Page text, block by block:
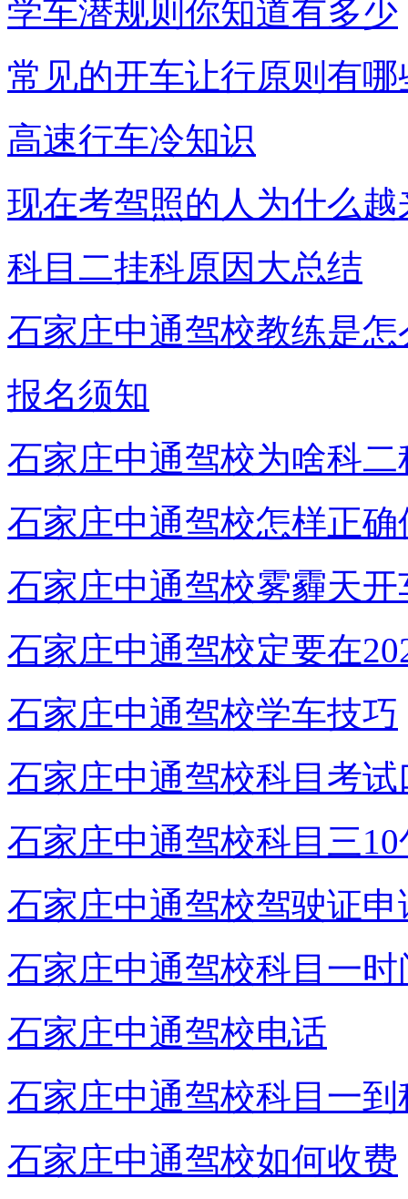
学车潜规则你知道有多少
常见的开车让行原则有哪
高速行车冷知识
现在考驾照的人为什么越
科目二挂科原因大总结
石家庄中通驾校教练是怎
报名须知
石家庄中通驾校为啥科
石家庄中通驾校怎样正
石家庄中通驾校雾霾天
石家庄中通驾校定要在
石家庄中通驾校学车技巧
石家庄中通驾校科目考试
石家庄中通驾校科目三
石家庄中通驾校驾驶证
石家庄中通驾校科目一时
石家庄中通驾校电话
石家庄中通驾校科目一
石家庄中通驾校如何收费